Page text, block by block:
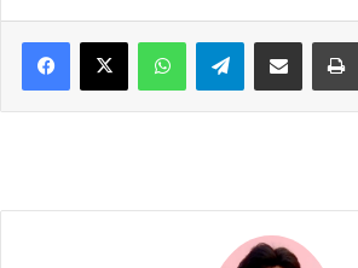
WhatsAppTelegramShare via Email